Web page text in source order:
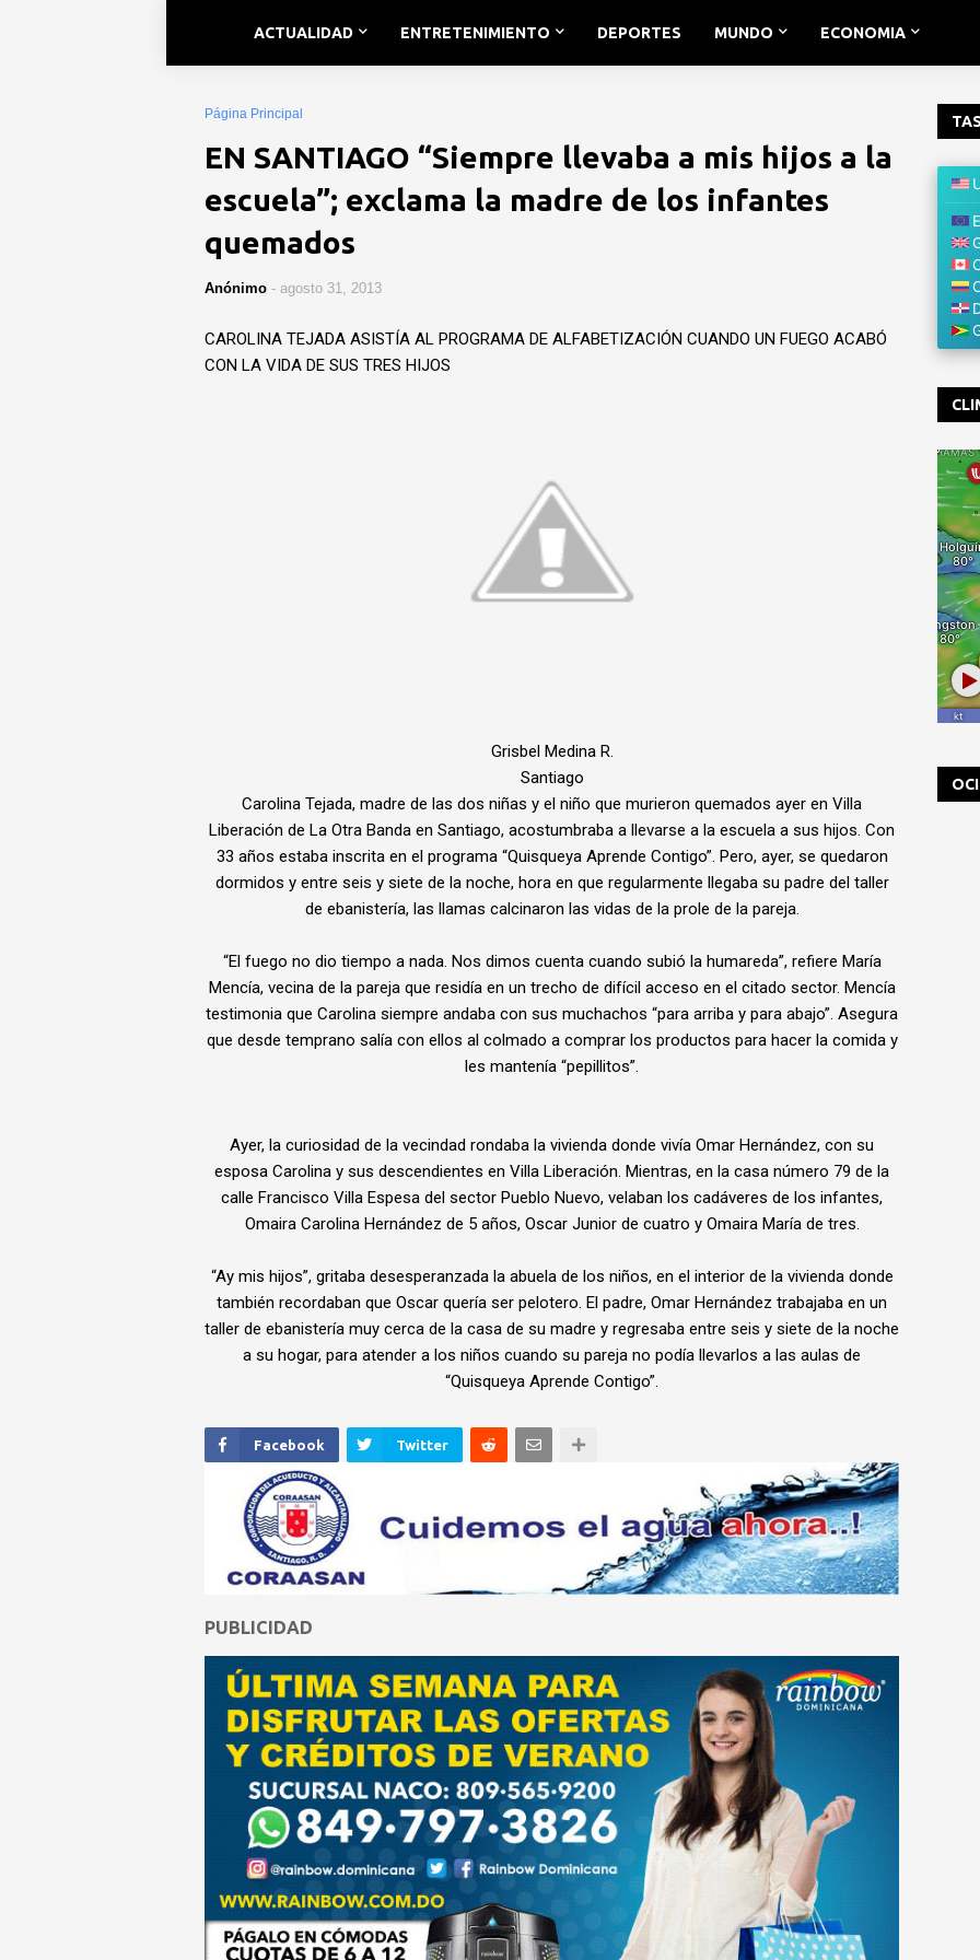
ACTUALIDAD ENTRETENIMIENTO DEPORTES MUNDO ECONOMIA
Página Principal
EN SANTIAGO “Siempre llevaba a mis hijos a la
escuela”; exclama la madre de los infantes
quemados
Anónimo - agosto 31, 2013
CAROLINA TEJADA ASISTÍA AL PROGRAMA DE ALFABETIZACIÓN CUANDO UN FUEGO ACABÓ
CON LA VIDA DE SUS TRES HIJOS
Grisbel Medina R.
Santiago
Carolina Tejada, madre de las dos niñas y el niño que murieron quemados ayer en Villa
Liberación de La Otra Banda en Santiago, acostumbraba a llevarse a la escuela a sus hijos. Con
33 años estaba inscrita en el programa “Quisqueya Aprende Contigo”. Pero, ayer, se quedaron
dormidos y entre seis y siete de la noche, hora en que regularmente llegaba su padre del taller
de ebanistería, las llamas calcinaron las vidas de la prole de la pareja.
“El fuego no dio tiempo a nada. Nos dimos cuenta cuando subió la humareda”, refiere María
Mencía, vecina de la pareja que residía en un trecho de difícil acceso en el citado sector. Mencía
testimonia que Carolina siempre andaba con sus muchachos “para arriba y para abajo”. Asegura
que desde temprano salía con ellos al colmado a comprar los productos para hacer la comida y
les mantenía “pepillitos”.
Ayer, la curiosidad de la vecindad rondaba la vivienda donde vivía Omar Hernández, con su
esposa Carolina y sus descendientes en Villa Liberación. Mientras, en la casa número 79 de la
calle Francisco Villa Espesa del sector Pueblo Nuevo, velaban los cadáveres de los infantes,
Omaira Carolina Hernández de 5 años, Oscar Junior de cuatro y Omaira María de tres.
“Ay mis hijos”, gritaba desesperanzada la abuela de los niños, en el interior de la vivienda donde
también recordaban que Oscar quería ser pelotero. El padre, Omar Hernández trabajaba en un
taller de ebanistería muy cerca de la casa de su madre y regresaba entre seis y siete de la noche
a su hogar, para atender a los niños cuando su pareja no podía llevarlos a las aulas de
“Quisqueya Aprende Contigo”.
Facebook Twitter
PUBLICIDAD